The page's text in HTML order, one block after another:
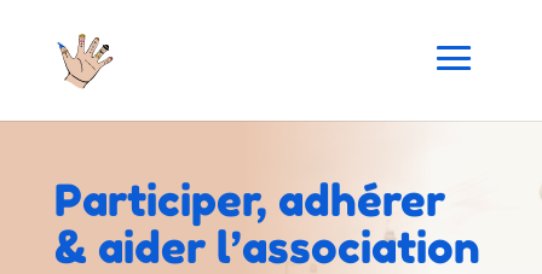
Participer, adhérer
& aider l’association